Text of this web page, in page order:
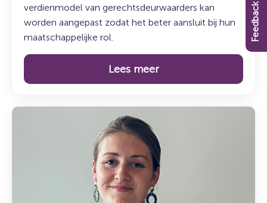
verdienmodel van gerechtsdeurwaarders kan
worden aangepast zodat het beter aansluit bij hun
maatschappelijke rol.
Lees meer
Lees
Feedback